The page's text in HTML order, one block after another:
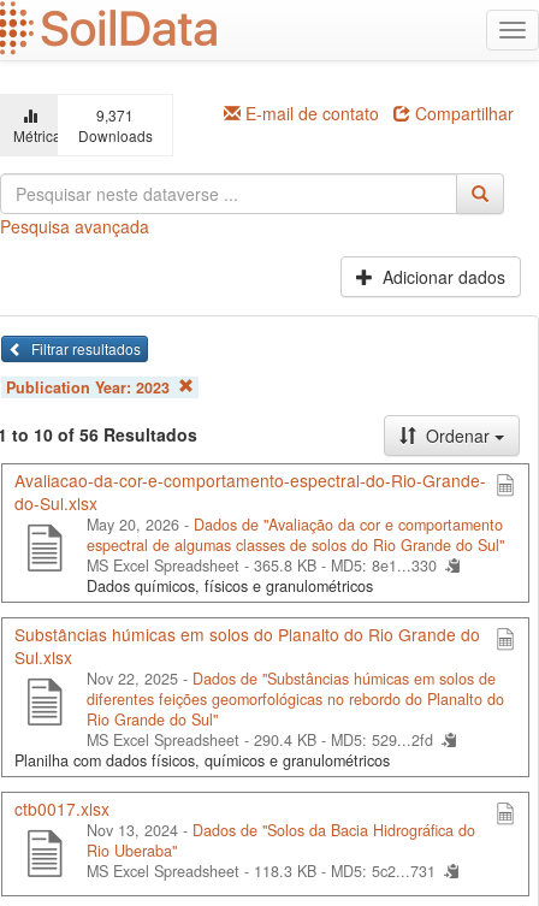
Ir
para
o
principal
Métricas
9,371
Downloads
E-mail de contato Compartilhar
Pesquisa avançada
Adicionar dados
Filtrar resultados
Publication Year: 2023
to 10 of 56 Resultados
Ordenar
Avaliacao-da-cor-e-comportamento-espectral-do-Rio-Grande-
do-Sul.xlsx
May 20, 2026 - Dados de "Avaliação da cor e comportamento
espectral de algumas classes de solos do Rio Grande do Sul"
MS Excel Spreadsheet - 365.8 KB - MD5: 8e1...330
Dados químicos, físicos e granulométricos
Substâncias húmicas em solos do Planalto do Rio Grande do
Sul.xlsx
Nov 22, 2025 - Dados de "Substâncias húmicas em solos de
diferentes feições geomorfológicas no rebordo do Planalto do
Rio Grande do Sul"
MS Excel Spreadsheet - 290.4 KB - MD5: 529...2fd
Planilha com dados físicos, químicos e granulométricos
ctb0017.xlsx
Nov 13, 2024 - Dados de "Solos da Bacia Hidrográfica do
Rio Uberaba"
MS Excel Spreadsheet - 118.3 KB - MD5: 5c2...731